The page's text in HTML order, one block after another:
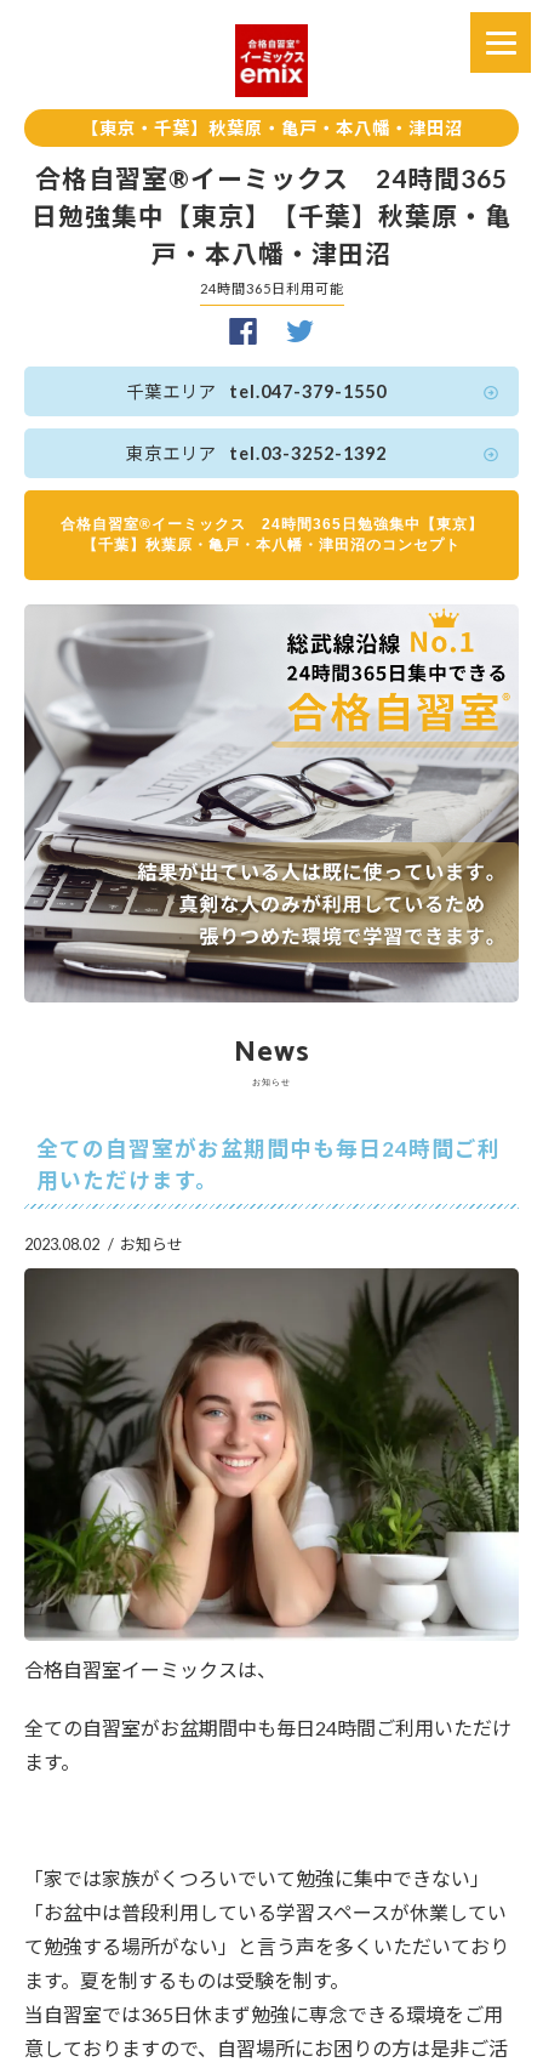
【東京・千葉】秋葉原・亀戸・本八幡・津田沼
合格自習室®イーミックス 24時間365
日勉強集中【東京】【千葉】秋葉原・亀
戸・本八幡・津田沼
24時間365日利用可能
千葉エリア tel.047-379-1550
東京エリア tel.03-3252-1392
合格自習室®イーミックス 24時間365日勉強集中【東京】
【千葉】秋葉原・亀戸・本八幡・津田沼のコンセプト
News
お知らせ
全ての自習室がお盆期間中も毎日24時間ご利
用いただけます。
2023.08.02 お知らせ
合格自習室イーミックスは、
全ての自習室がお盆期間中も毎日24時間ご利用いただけ
ます。
「家では家族がくつろいでいて勉強に集中できない」
「お盆中は普段利用している学習スペースが休業してい
て勉強する場所がない」と言う声を多くいただいており
ます。夏を制するものは受験を制す。
当自習室では365日休まず勉強に専念できる環境をご用
意しておりますので、自習場所にお困りの方は是非ご活